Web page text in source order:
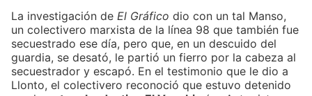
La investigación de El Gráfico dio con un tal Manso,
un colectivero marxista de la línea 98 que también fue
secuestrado ese día, pero que, en un descuido del
guardia, se desató, le partió un fierro por la cabeza al
secuestrador y escapó. En el testimonio que le dio a
Llonto, el colectivero reconoció que estuvo detenido